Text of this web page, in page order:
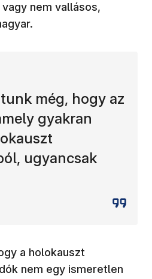
nem vallásos,
még, hogy az
gyakran
ugyancsak
a holokauszt
nem egy ismeretlen